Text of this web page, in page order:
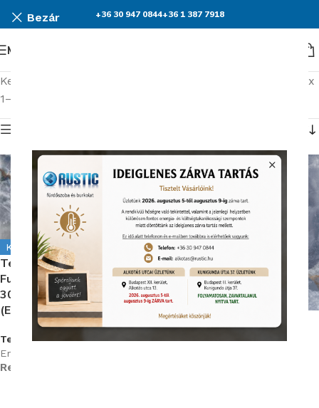
Bezár +36 30 947 0844+36 1 387 7918
Menü
Kezdőlap
Emil Ceramica Tele di Marmo Onyx
1–15 termék, összesen 40 db
Kiállítva Alkotás úton
Tele Di Marmo Onyx Blue
Full Lappato 9,5 mm Rett.
300X600 mm Padlólap
(EKTX)
Termékkód:
Emilceramica/EKTX
Rendelhető (2-3 hét)
Tele Di Marmo Onyx Blue